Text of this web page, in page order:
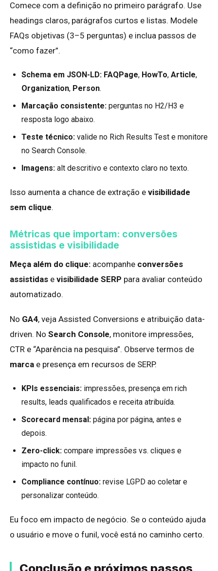
Comece com a definição no primeiro parágrafo. Use
headings claros, parágrafos curtos e listas. Modele
FAQs objetivas (3–5 perguntas) e inclua passos de
“como fazer”.
Schema em JSON-LD: FAQPage, HowTo, Article,
Organization, Person.
Marcação consistente: perguntas no H2/H3 e
resposta logo abaixo.
Teste técnico: valide no Rich Results Test e monitore
no Search Console.
Imagens: alt descritivo e contexto claro no texto.
Isso aumenta a chance de extração e visibilidade
sem clique.
Métricas que importam: conversões
assistidas e visibilidade
Meça além do clique: acompanhe conversões
assistidas e visibilidade SERP para avaliar conteúdo
automatizado.
No GA4, veja Assisted Conversions e atribuição data-
driven. No Search Console, monitore impressões,
CTR e “Aparência na pesquisa”. Observe termos de
marca e presença em recursos de SERP.
KPIs essenciais: impressões, presença em rich
results, leads qualificados e receita atribuída.
Scorecard mensal: página por página, antes e
depois.
Zero-click: compare impressões vs. cliques e
impacto no funil.
Compliance contínuo: revise LGPD ao coletar e
personalizar conteúdo.
Eu foco em impacto de negócio. Se o conteúdo ajuda
o usuário e move o funil, você está no caminho certo.